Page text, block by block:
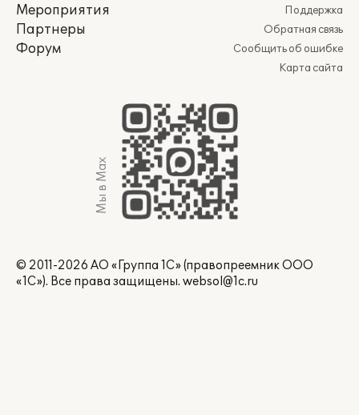
Мероприятия
Партнеры
Форум
Поддержка
Обратная связь
Сообщить об ошибке
Карта сайта
Мы в Max
© 2011-2026 АО «Группа 1С» (правопреемник ООО
«1С»). Все права защищены. websol@1c.ru